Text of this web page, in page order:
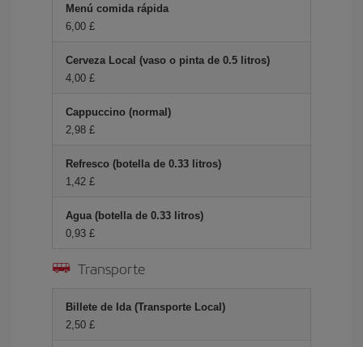
Menú comida rápida
6,00 £
Cerveza Local (vaso o pinta de 0.5 litros)
4,00 £
Cappuccino (normal)
2,98 £
Refresco (botella de 0.33 litros)
1,42 £
Agua (botella de 0.33 litros)
0,93 £
Transporte
Billete de Ida (Transporte Local)
2,50 £